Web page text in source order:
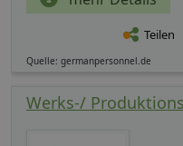
Teilen
Quelle: germanpersonnel.de
Werks-/